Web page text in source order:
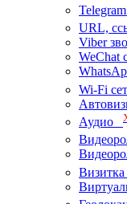
Telegram
URL,
Viber
WeChat
Wi-Fi
Аудио